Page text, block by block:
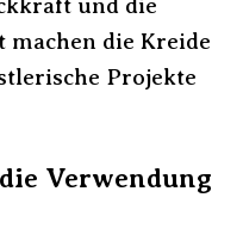
und die
machen die Kreide
Projekte
Verwendung